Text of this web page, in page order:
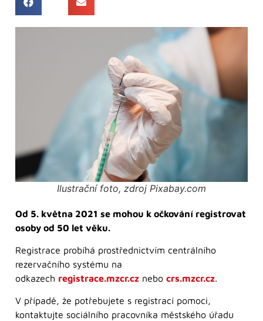
Ilustrační foto, zdroj Pixabay.com
Od 5. května 2021 se mohou k očkování registrovat
osoby od 50 let věku.
Registrace probíhá prostřednictvím centrálního
rezervačního systému na
odkazech registrace.mzcr.cz nebo crs.mzcr.cz.
V případě, že potřebujete s registrací pomoci,
kontaktujte sociálního pracovníka městského úřadu